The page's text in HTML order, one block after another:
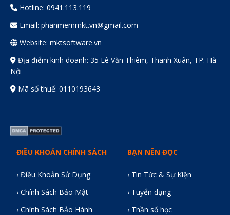
Hotline: 0941.113.119
Email: phanmemmkt.vn@gmail.com
Website: mktsoftware.vn
Địa điểm kinh doanh: 35 Lê Văn Thiêm, Thanh Xuân, TP. Hà
Nội
Mã số thuế: 0110193643
ĐIỀU KHOẢN CHÍNH SÁCH
› Điều Khoản Sử Dụng
› Chính Sách Bảo Mật
› Chính Sách Bảo Hành
BẠN NÊN ĐỌC
› Tin Tức & Sự Kiện
› Tuyển dụng
› Thần số học